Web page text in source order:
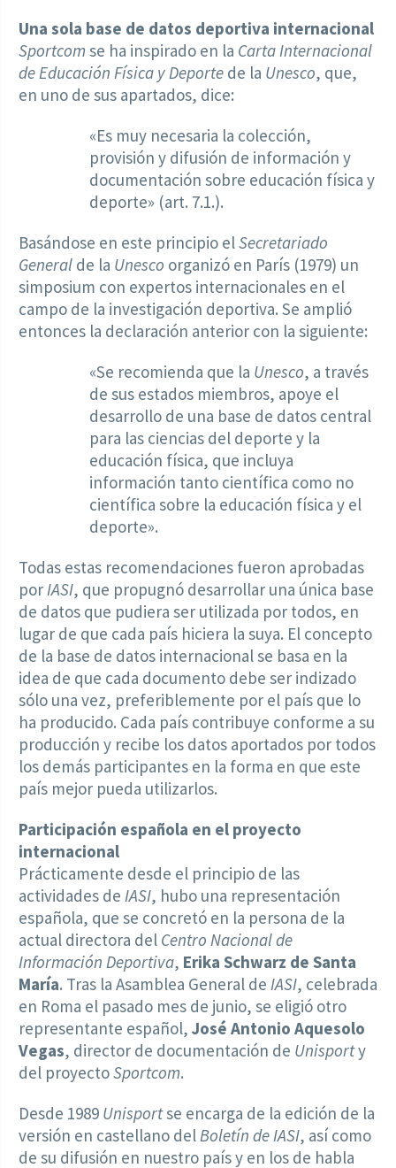
Una sola base de datos deportiva internacional
Sportcom se ha inspirado en la Carta Internacional
de Educación Física y Deporte de la Unesco, que,
en uno de sus apartados, dice:
«Es muy necesaria la colección,
provisión y difusión de información y
documentación sobre educación física y
deporte» (art. 7.1.).
Basándose en este principio elSecretariado
General de la Unesco organizó en París (1979) un
simposium con expertos internacionales en el
campo de la investigación deportiva. Se amplió
entonces la declaración anterior con la siguiente:
«Se recomienda que la Unesco, a través
de sus estados miembros, apoye el
desarrollo de una base de datos central
para las ciencias del deporte y la
educación física, que incluya
información tanto científica como no
científica sobre la educación física y el
deporte».
Todas estas recomendaciones fueron aprobadas
porIASI, que propugnó desarrollar una única base
de datos que pudiera ser utilizada por todos, en
lugar de que cada país hiciera la suya. El concepto
de la base de datos internacional se basa en la
idea de que cada documento debe ser indizado
sólo una vez, preferiblemente por el país que lo
ha producido. Cada país contribuye conforme a su
producción y recibe los datos aportados por todos
los demás participantes en la forma en que este
país mejor pueda utilizarlos.
Participación española en el proyecto
internacional
Prácticamente desde el principio de las
actividades de IASI, hubo una representación
española, que se concretó en la persona de la
actual directora del Centro Nacional de
Información Deportiva, Erika Schwarz de Santa
María. Tras la Asamblea General de IASI, celebrada
en Roma el pasado mes de junio, se eligió otro
representante español, José Antonio Aquesolo
Vegas, director de documentación de Unisporty
del proyectoSportcom.
Desde 1989 Unisportse encarga de la edición de la
versión en castellano del Boletín de IASI, así como
de su difusión en nuestro país y en los de habla